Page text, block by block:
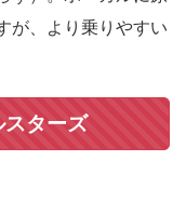
が、より乗りやすい
ターズ